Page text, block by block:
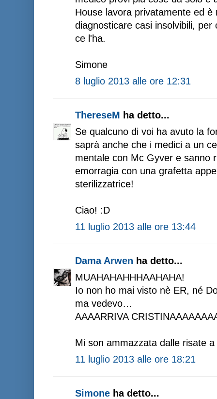
House lavora privatamente ed
diagnosticare casi insolvibili,
ce l'ha.
Simone
8 luglio 2013 alle ore 12:31
ThereseM ha detto...
Se qualcuno di voi ha avuto la
saprà anche che i medici a un
mentale con Mc Gyver e sanno
emorragia con una grafetta
sterilizzatrice!
Ciao! :D
11 luglio 2013 alle ore 13:44
Dama Arwen ha detto...
MUAHAHAHHHAAHAHA!
Io non ho mai visto nè ER, né
ma vedevo…
AAAARRIVA
Mi son ammazzata dalle risate
11 luglio 2013 alle ore 18:21
Simone ha detto...